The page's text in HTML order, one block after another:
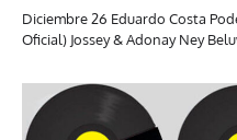
Diciembre 26 Eduardo Costa
Oficial) Jossey & Adonay Ney